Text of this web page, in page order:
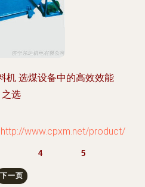
机 选煤设备中的高效效能
之选
www.cpxm.net/product/
4 5
下一页